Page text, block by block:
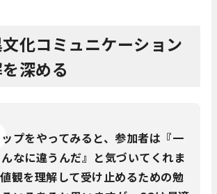
化コミュニケーション
深める
ップをやってみると、参加者は『一
なに違うんだ』と気づいてくれま
観を理解して受け止めるための勉